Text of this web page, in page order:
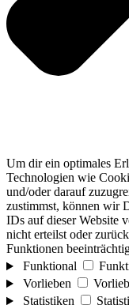
Um dir ein optimales
Technologien wie
und/oder darauf
zustimmst, können wir
IDs auf dieser Website
nicht erteilst oder
Funktionen
Funktional
Vorlieben
Statistiken